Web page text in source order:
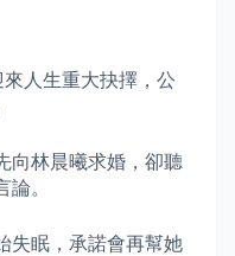
人生重大抉擇，公
向林晨曦求婚，卻聽
。
失眠，承諾會再幫她